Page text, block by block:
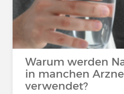
Warum werden
in manchen
verwendet?